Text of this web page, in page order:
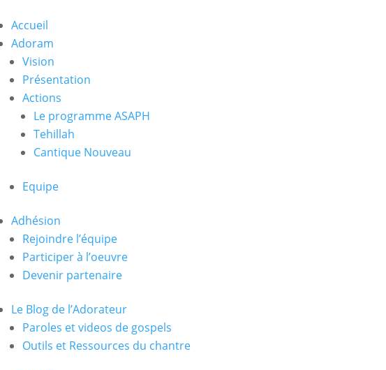
Accueil
Adoram
Vision
Présentation
Actions
Le programme ASAPH
Tehillah
Cantique Nouveau
Equipe
Adhésion
Rejoindre l’équipe
Participer à l’oeuvre
Devenir partenaire
Le Blog de l’Adorateur
Paroles et videos de gospels
Outils et Ressources du chantre